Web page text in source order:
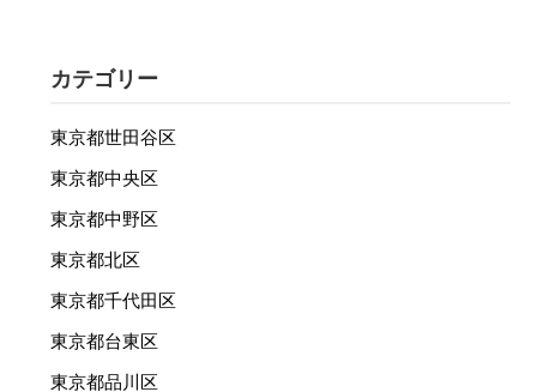
カテゴリー
東京都世田谷区
東京都中央区
東京都中野区
東京都北区
東京都千代田区
東京都台東区
東京都品川区